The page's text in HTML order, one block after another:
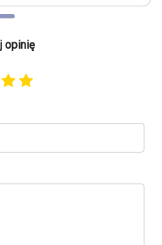
opinię